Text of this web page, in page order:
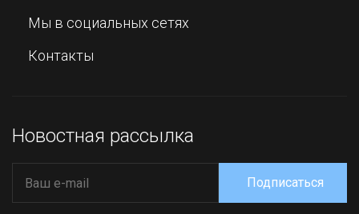
Мы в социальных сетях
Контакты
Новостная рассылка
Подписаться